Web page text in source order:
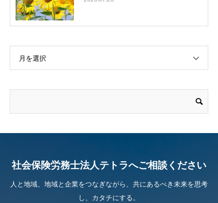
月を選択
社会保険労務士法人テトラへご相談ください
人と地域、地域と企業をつなぎながら、共にあるべき未来を思考
し、カタチにする。